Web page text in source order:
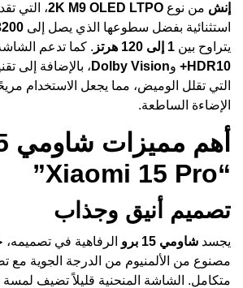
إنش من نوع 2K M9 OLED LTPO، التي
استثنائية بفضل سطوعها الذي يصل إلى 3200
يتراوح بين 1 إلى 120 هرتز
. كما تدعم
HDR10+
وDolby Vision ، بالإضافة إلى
التي تقلل الوميض، مما يجعل الاستخدام
الإضاءة الساطعة.
“Xiaomi 15 Pro”
تصميم أنيق وجذاب
يجسد شاومي 15 برو
الرفاهية في تصميمه،
مصنوع من الألمنيوم من الدرجة الجوية مع
متكامل. الشاشة المنحنية قليلاً تضيف لمسة